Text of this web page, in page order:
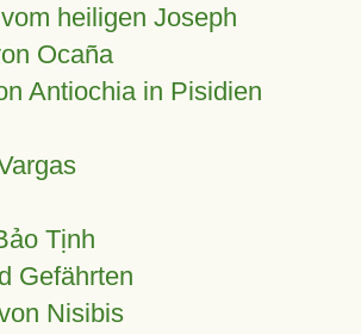
heiligen Joseph
Ocaña
Antiochia in Pisidien
Tịnh
Gefährten
Nisibis